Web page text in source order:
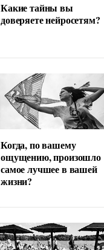
Какие тайны вы
доверяете нейросетям?
Когда, по вашему
ощущению, произошло
самое лучшее в вашей
жизни?